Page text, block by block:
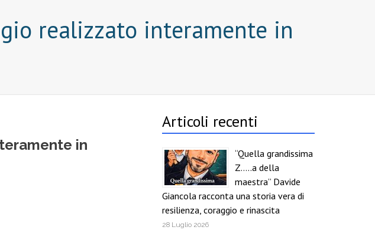
realizzato interamente in
in
Articoli recenti
“Quella grandissima
Z…..a della
maestra” Davide
Giancola racconta una storia vera di
resilienza, coraggio e rinascita
28 Luglio 2026